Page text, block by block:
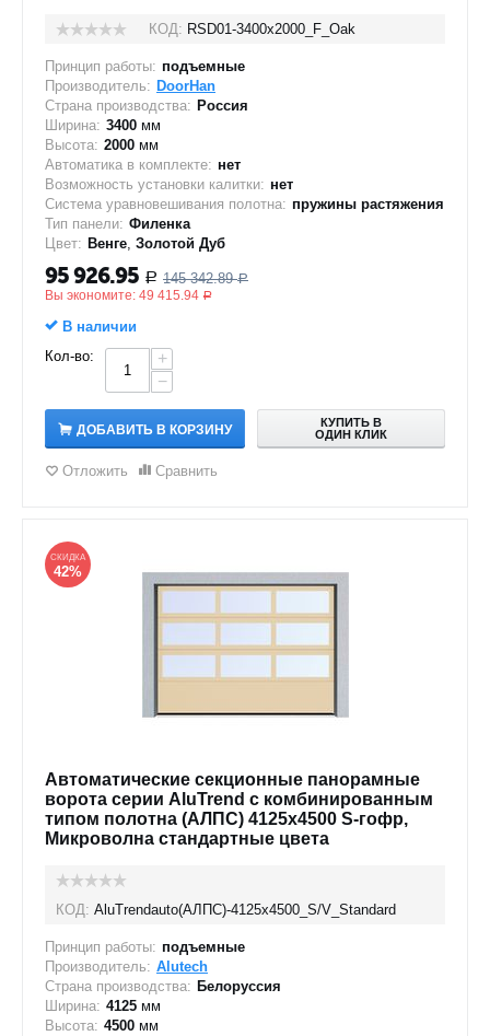
КОД: RSD01-3400х2000_F_Oak
Принцип работы: подъемные
Производитель: DoorHan
Страна производства: Россия
Ширина: 3400 мм
Высота: 2000 мм
Автоматика в комплекте: нет
Возможность установки калитки: нет
Система уравновешивания полотна: пружины растяжения
Тип панели: Филенка
Цвет: Венге, Золотой Дуб
95 926.95 Р 145 342.89 Р
Вы экономите: 49 415.94 Р
В наличии
Кол-во:
+
−
ДОБАВИТЬ В КОРЗИНУ
КУПИТЬ В
ОДИН КЛИК
Отложить Сравнить
СКИДКА
42%
Автоматические секционные панорамные
ворота серии AluTrend с комбинированным
типом полотна (АЛПС) 4125х4500 S-гофр,
Микроволна стандартные цвета
КОД: AluTrendauto(АЛПС)-4125х4500_S/V_Standard
Принцип работы: подъемные
Производитель: Alutech
Страна производства: Белоруссия
Ширина: 4125 мм
Высота: 4500 мм